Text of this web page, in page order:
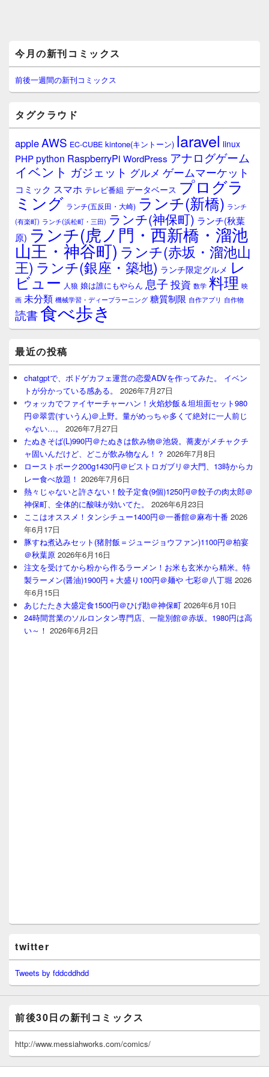
イ
ン
サ
イ
ウ
ィ
ジ
ェ
ア
今月の新刊コミックス
前後一週間の新刊コミックス
タグクラウド
appleAWS EC-CUBE kintone(キントーン) laravel linux
PHPpython RaspberryPi WordPress アナログゲーム
イベント ガジェット グルメ ゲームマーケット
コミック スマホ テレビ番組 データベース プログラ
ミング ランチ(五反田・大崎) ランチ(新橋) ランチ
(有楽町) ランチ(浜松町・三田) ランチ(神保町) ランチ(秋葉
原) ランチ(虎ノ門・西新橋・溜池
山王・神谷町) ランチ(赤坂・溜池山
王) ランチ(銀座・築地) ランチ限定グルメ レ
ビュー 人狼 娘は誰にもやらん 息子 投資 数学 料理 映
画 未分類 機械学習・ディープラーニング 糖質制限 自作アプリ 自作物
読書食べ歩き
最近の投稿
chatgptで、ボドゲカフェ運営の恋愛ADVを作ってみた。 イベン
トが分かっている感ある。
2026年7月27日
ウォッカでファイヤーチャーハン！火焰炒飯＆坦坦面セット980
円＠翠雲(すいうん)＠上野。量がめっちゃ多くて絶対に一人前じ
ゃない…。
2026年7月27日
たぬきそば(L)990円＠たぬきは飲み物＠池袋。蕎麦がメチャクチ
ャ固いんだけど、どこが飲み物なん！？ 2026年7月8日
ローストポーク200g1430円＠ビストロガブリ＠大門、13時からカ
レー食べ放題！ 2026年7月6日
熱々じゃないと許さない！餃子定食(9個)1250円＠餃子の肉太郎＠
神保町、全体的に酸味が効いてた。
2026年6月23日
ここはオススメ！タンシチュー1400円＠一番館＠麻布十番 2026
年6月17日
豚すね煮込みセット(猪肘飯＝ジュージョウファン)1100円＠柏宴
＠秋葉原 2026年6月16日
注文を受けてから粉から作るラーメン！お米も玄米から精米。特
製ラーメン(醤油)1900円＋大盛り100円＠麺や 七彩＠八丁堀 2026
年6月15日
あじたたき大盛定食1500円＠ひげ勘＠神保町 2026年6月10日
24時間営業のソルロンタン専門店、一龍別館＠赤坂。1980円は高
い～！ 2026年6月2日
twitter
Tweets by fddcddhdd
前後30日の新刊コミックス
http://www.messiahworks.com/comics/